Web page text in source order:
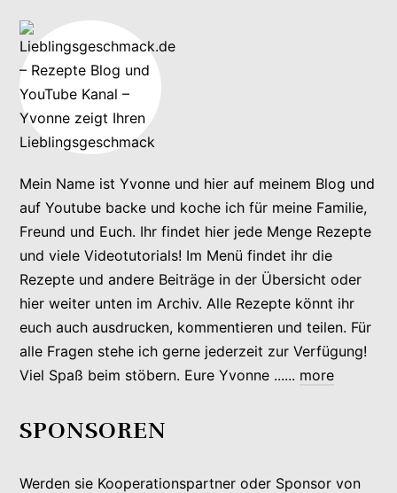
Mein Name ist Yvonne und hier auf meinem Blog und
auf Youtube backe und koche ich für meine Familie,
Freund und Euch. Ihr findet hier jede Menge Rezepte
und viele Videotutorials! Im Menü findet ihr die
Rezepte und andere Beiträge in der Übersicht oder
hier weiter unten im Archiv. Alle Rezepte könnt ihr
euch auch ausdrucken, kommentieren und teilen. Für
alle Fragen stehe ich gerne jederzeit zur Verfügung!
Viel Spaß beim stöbern. Eure Yvonne ...... more
SPONSOREN
Werden sie Kooperationspartner oder Sponsor von